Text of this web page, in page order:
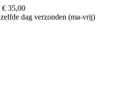
€ 35,00
dag verzonden (ma-vrij)